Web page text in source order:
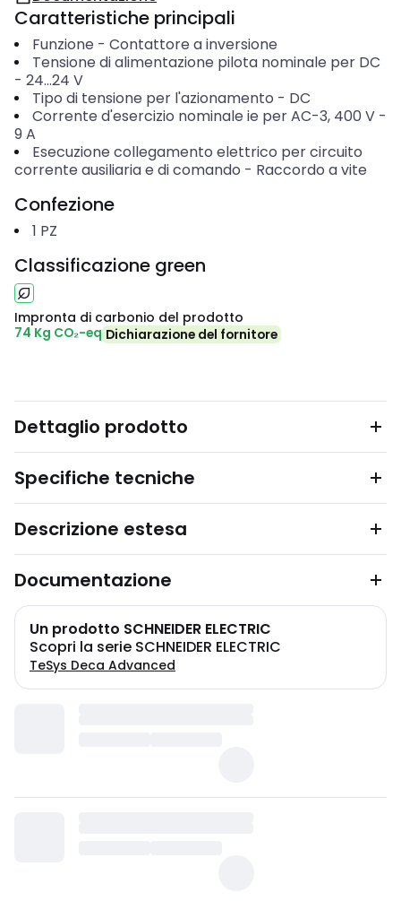
Caratteristiche principali
Funzione - Contattore a inversione
Tensione di alimentazione pilota nominale per DC
- 24...24 V
Tipo di tensione per l'azionamento - DC
Corrente d'esercizio nominale ie per AC-3, 400 V-
9 A
Esecuzione collegamento elettrico per circuito
corrente ausiliaria e di comando - Raccordo a vite
Confezione
1 PZ
Classificazione green
Impronta di carbonio del prodotto
74 Kg CO₂-eq Dichiarazione del fornitore
Dettaglio prodotto
Specifiche tecniche
Descrizione estesa
Documentazione
Un prodotto SCHNEIDER ELECTRIC
Scopri la serie SCHNEIDER ELECTRIC
TeSys Deca Advanced